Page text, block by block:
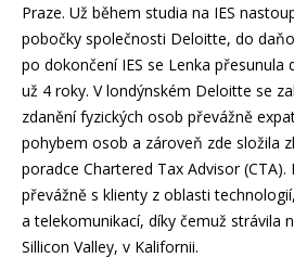
Praze. Už během studia na IES
pobočky společnosti Deloitte, do
po dokončení IES se Lenka přesunula
už 4 roky. V londýnském Deloitte se
zdanění fyzických osob převážně
pohybem osob a zároveň zde složila
poradce Chartered Tax Advisor (CTA).
převážně s klienty z oblasti
a telekomunikací, díky čemuž strávila
Sillicon Valley, v Kalifornii.